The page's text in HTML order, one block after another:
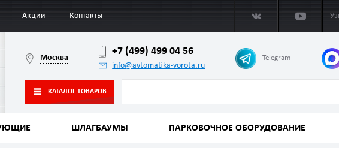
Акции Контакты
Москва
+7 (499) 499 04 56
info@avtomatika-vorota.ru
Telegram
КАТАЛОГ ТОВАРОВ
ШЛАГБАУМЫ ПАРКОВОЧНОЕ ОБОРУДОВАНИЕ